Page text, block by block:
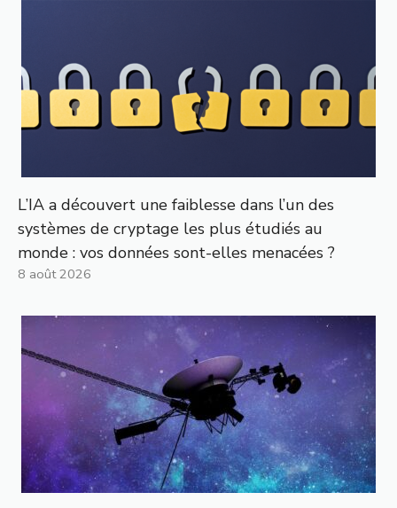
L’IA a découvert une faiblesse dans l’un des
systèmes de cryptage les plus étudiés au
monde : vos données sont-elles menacées ?
8 août 2026